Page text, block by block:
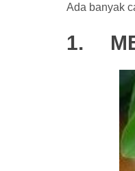
Ada banyak
1.